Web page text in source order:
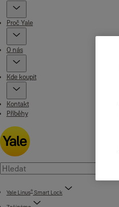
Proč Yale
O nás
Kde koupit
Kontakt
Příběhy
Yale Linus®Smart Lock